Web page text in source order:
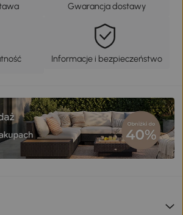
Gwarancja dostawy
Informacje i bezpieczeństwo